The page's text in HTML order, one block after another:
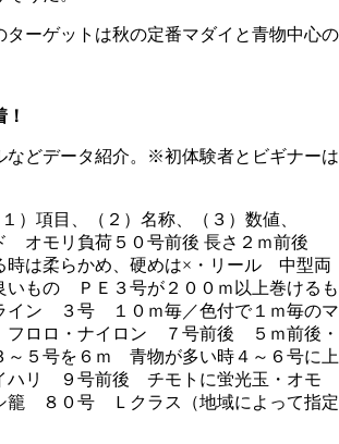
ターゲットは秋の定番マダイと青物中心の
などデータ紹介。※初体験者とビギナーは
）項目、（２）名称、（３）数値、
オモリ負荷５０号前後 長さ２ｍ前後
は柔らかめ、硬めは×・リール 中型両
もの ＰＥ３号が２００ｍ以上巻けるも
イン ３号 １０ｍ毎／色付で１ｍ毎のマ
ロロ・ナイロン ７号前後 ５ｍ前後・
５号を６ｍ 青物が多い時４～６号に上
ハリ ９号前後 チモトに蛍光玉・オモ
籠 ８０号 Ｌクラス（地域によって指定